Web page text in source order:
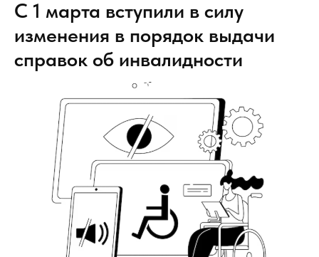
С 1 марта вступили в силу
изменения в порядок выдачи
справок об инвалидности